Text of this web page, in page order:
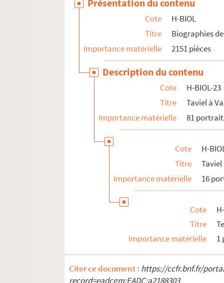
Présentation du contenu
Cote
H-BIOL
Titre
Biographies
Importance matérielle
2151 pièces
Description du contenu
Cote
H-BIOL-23
Titre
Taviel à
Importance matérielle
81
Cote
H-
Titre
Taviel
Importance matérielle
16
Cote
Titre
Importance matérielle
1
Citer ce document : https://ccfr.bnf.fr/
record=eadcgm:EADC:a2188303